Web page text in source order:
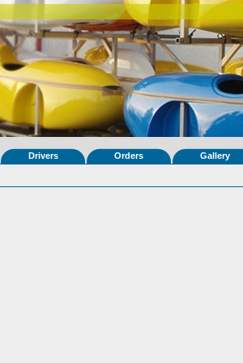
Drivers Orders Gallery